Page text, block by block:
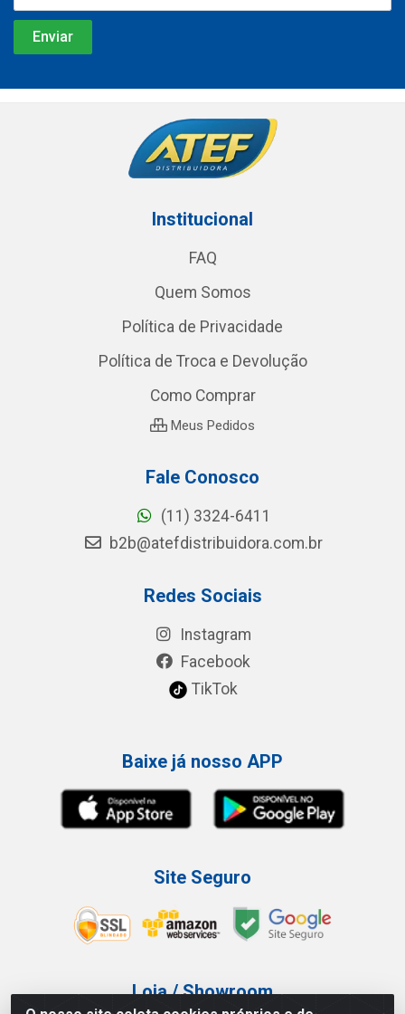
Institucional
FAQ
Quem Somos
Política de Privacidade
Política de Troca e Devolução
Como Comprar
Meus Pedidos
Fale Conosco
(11) 3324-6411
b2b@atefdistribuidora.com.br
Redes Sociais
Instagram
Facebook
TikTok
Baixe já nosso APP
Site Seguro
Loja / Showroom